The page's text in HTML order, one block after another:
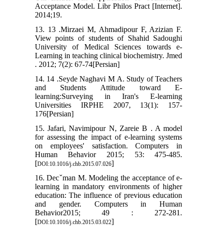
Acceptance Model. Libr Philos Pract [Internet].
2014;19.
13. 13 .Mirzaei M, Ahmadipour F, Azizian F.
View points of students of Shahid Sadoughi
University of Medical Sciences towards e-
Learning in teaching clinical biochemistry. Jmed
. 2012; 7(2): 67-74[Persian]
14. 14 .Seyde Naghavi M A. Study of Teachers
and Students Attitude toward E-
learning:Surveying in Iran's E-learning
Universities IRPHE 2007, 13(1): 157-
176[Persian]
15. Jafari, Navimipour N, Zareie B . A model
for assessing the impact of e-learning systems
on employees' satisfaction. Computers in
Human Behavior 2015; 53: 475-485.
[DOI:10.1016/j.chb.2015.07.026]
16. Decˇman M. Modeling the acceptance of e-
learning in mandatory environments of higher
education: The influence of previous education
and gender. Computers in Human
Behavior2015; 49 : 272-281.
[DOI:10.1016/j.chb.2015.03.022]